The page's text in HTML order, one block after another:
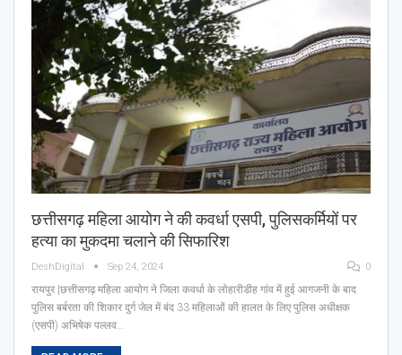
छत्तीसगढ़ महिला आयोग ने की कवर्धा एसपी, पुलिसकर्मियों पर
हत्या का मुकदमा चलाने की सिफारिश
DeshDigital Sep 24, 2024 0
रायपुर |छत्तीसगढ़ महिला आयोग ने जिला कवर्धा के लोहारीडीह गांव में हुई आगजनी के बाद
पुलिस बर्बरता की शिकार दुर्ग जेल में बंद 33 महिलाओं की हालत के लिए पुलिस अधीक्षक
(एसपी) अभिषेक पल्लव…